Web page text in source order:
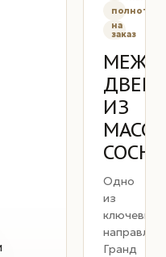
на
заказ
ИЗ
Одно
из
ключевых
Гранд